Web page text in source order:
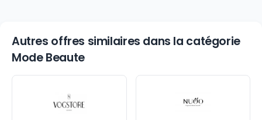
Autres offres similaires dans la catégorie
Mode Beaute